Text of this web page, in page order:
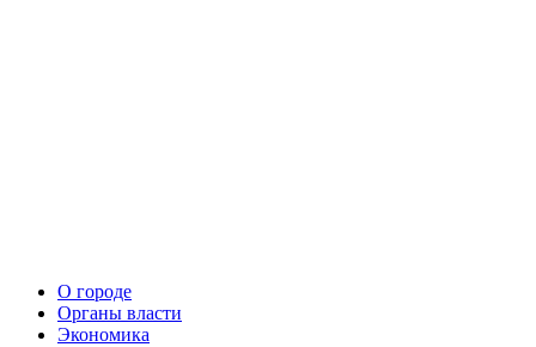
О городе
Органы власти
Экономика